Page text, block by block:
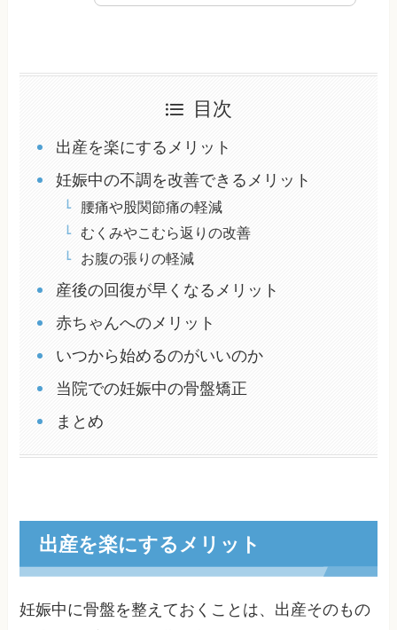
目次
出産を楽にするメリット
妊娠中の不調を改善できるメリット
腰痛や股関節痛の軽減
むくみやこむら返りの改善
お腹の張りの軽減
産後の回復が早くなるメリット
赤ちゃんへのメリット
いつから始めるのがいいのか
当院での妊娠中の骨盤矯正
まとめ
出産を楽にするメリット
妊娠中に骨盤を整えておくことは、出産そのもの